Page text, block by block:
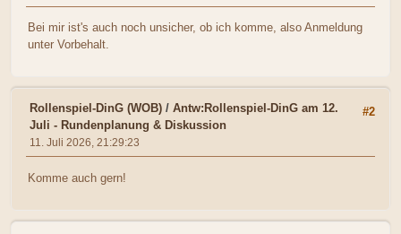
Bei mir ist's auch noch unsicher, ob ich komme, also Anmeldung
unter Vorbehalt.
#2
Rollenspiel-DinG (WOB) / Antw:Rollenspiel-DinG am 12.
Juli - Rundenplanung & Diskussion
11. Juli 2026, 21:29:23
Komme auch gern!